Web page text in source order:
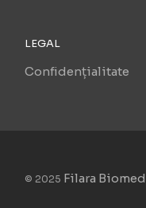
LEGAL
Confidențialitate
© 2025 Filara Biomed